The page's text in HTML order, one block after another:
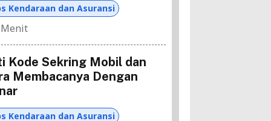
Kendaraan dan Asuransi
Kode Sekring Mobil dan
Membacanya Dengan
Kendaraan dan Asuransi